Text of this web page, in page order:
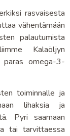
rasvaisesta
vähentämään
palautumista
Kalaöljyn
omega-3-
toiminnalle ja
lihaksia ja
Pyri saamaan
tai tarvittaessa